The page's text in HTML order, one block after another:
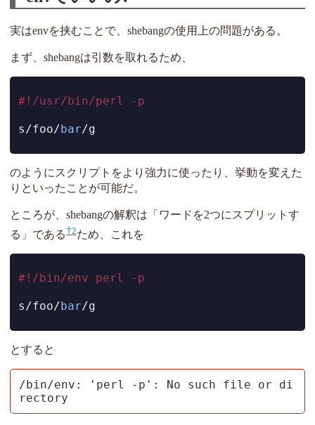
実はenvを挟むことで、shebangの使用上の問題がある。
まず、shebangは引数を取れるため、
#!/usr/bin/perl -p
s/foo/bar/g
のようにスクリプトをより強力に使ったり、挙動を変えた
りといったことが可能だ。
ところが、shebangの解釈は「ワードを2つにスプリットす
る」である 2ため、これを
#!/bin/env perl -p
s/foo/bar/g
とすると
/bin/env: 'perl -p': No such file or di
rectory